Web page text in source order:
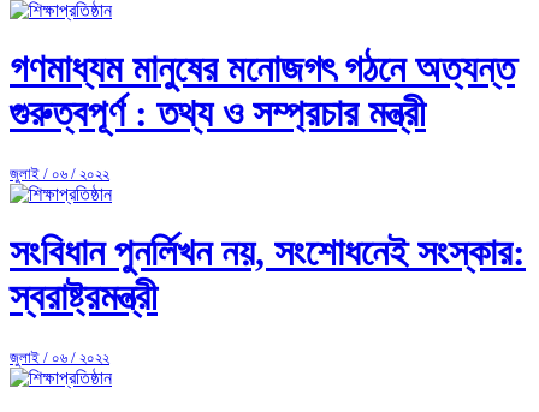
গণমাধ্যম মানুষের মনোজগৎ গঠনে অত্যন্ত
গুরুত্বপূর্ণ : তথ্য ও সম্প্রচার মন্ত্রী
জুলাই / ০৬ / ২০২২
সংবিধান পুনর্লিখন নয়, সংশোধনেই সংস্কার:
স্বরাষ্ট্রমন্ত্রী
জুলাই / ০৬ / ২০২২